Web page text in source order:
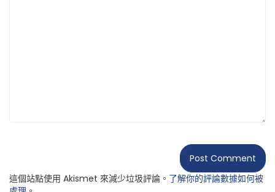
這個站點使用 Akismet 來減少垃圾評論。 了解你的評論數據如何被